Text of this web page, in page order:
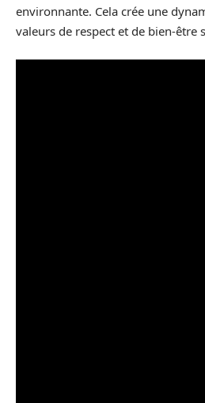
environnante. Cela crée une
valeurs de respect et de bien-être